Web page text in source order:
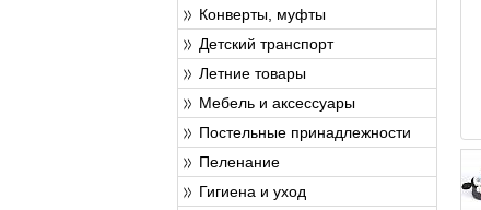
Конверты, муфты
Детский транспорт
Летние товары
Мебель и аксессуары
Постельные принадлежности
Пеленание
Гигиена и уход